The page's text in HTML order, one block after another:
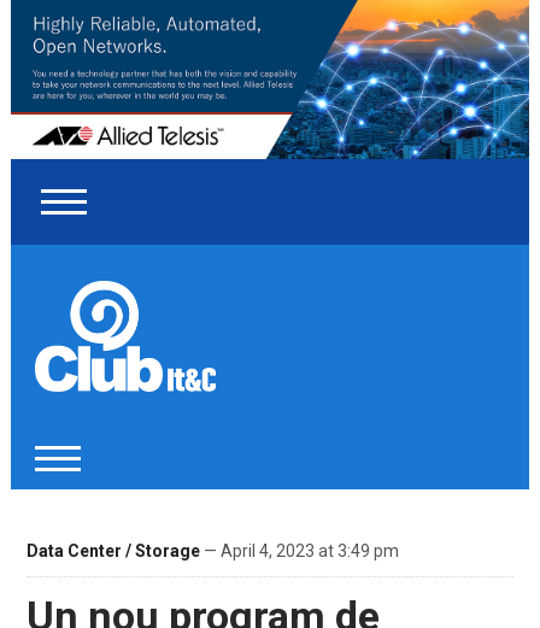
Data Center / Storage— April 4, 2023 at 3:49 pm
Un nou program de